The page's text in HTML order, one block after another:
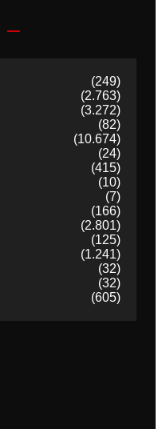
(249)
(2.763)
(3.272)
(82)
(10.674)
(24)
(415)
(10)
(7)
(166)
(2.801)
(125)
(1.241)
(32)
(32)
(605)